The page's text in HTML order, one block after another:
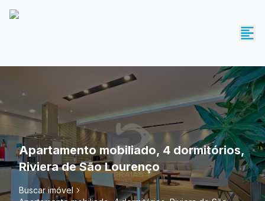
Apartamento mobiliado, 4 dormitórios,
Riviera de São Lourenço
Buscar imóvel